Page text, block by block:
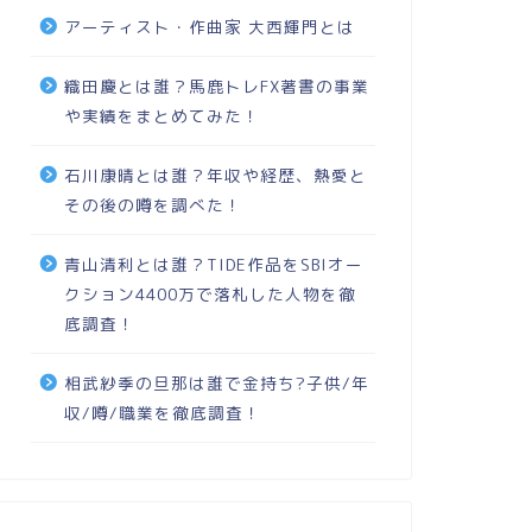
アーティスト・作曲家 大西輝門とは
織田慶とは誰？馬鹿トレFX著書の事業
や実績をまとめてみた！
石川康晴とは誰？年収や経歴、熱愛と
その後の噂を調べた！
青山清利とは誰？TIDE作品をSBIオー
クション4400万で落札した人物を徹
底調査！
相武紗季の旦那は誰で金持ち?子供/年
収/噂/職業を徹底調査！